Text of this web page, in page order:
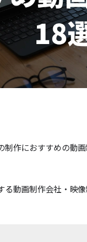
作におすすめの動
動画制作会社・映